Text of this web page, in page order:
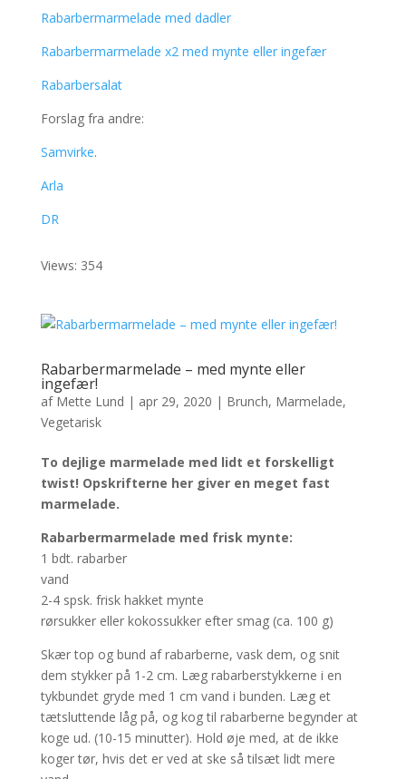
Rabarbermarmelade med dadler
Rabarbermarmelade x2 med mynte eller ingefær
Rabarbersalat
Forslag fra andre:
Samvirke.
Arla
DR
Views: 354
Rabarbermarmelade – med mynte eller
ingefær!
af Mette Lund | apr 29, 2020 | Brunch, Marmelade,
Vegetarisk
To dejlige marmelade med lidt et forskelligt
twist! Opskrifterne her giver en meget fast
marmelade.
Rabarbermarmelade med frisk mynte:
1 bdt. rabarber
vand
2-4 spsk. frisk hakket mynte
rørsukker eller kokossukker efter smag (ca. 100 g)
Skær top og bund af rabarberne, vask dem, og snit
dem stykker på 1-2 cm. Læg rabarberstykkerne i en
tykbundet gryde med 1 cm vand i bunden. Læg et
tætsluttende låg på, og kog til rabarberne begynder at
koge ud. (10-15 minutter). Hold øje med, at de ikke
koger tør, hvis det er ved at ske så tilsæt lidt mere